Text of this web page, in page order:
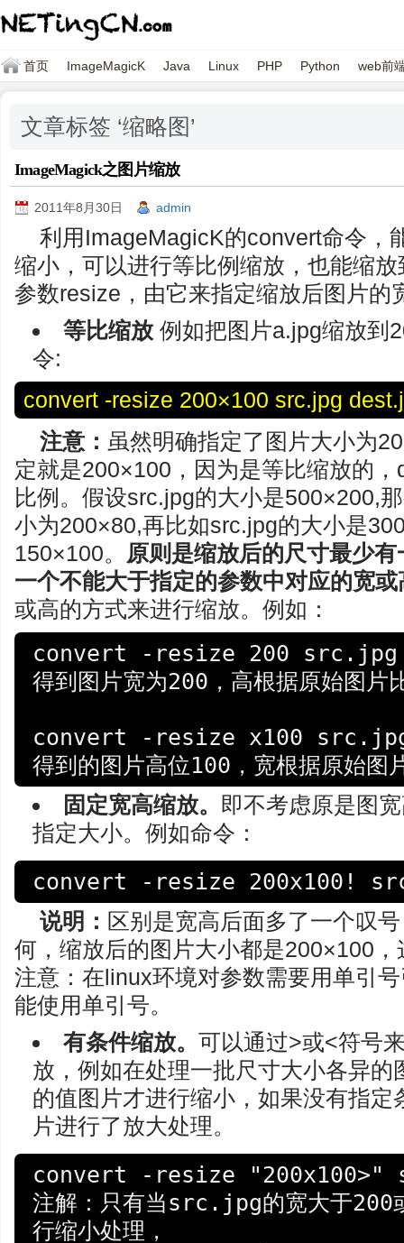
首页 ImageMagicK Java Linux PHP Python web前
文章标签 ‘缩略图’
ImageMagick之图片缩放
2011年8月30日 admin
利用ImageMagicK的convert命令，
缩小，可以进行等比例缩放，也能缩
参数resize，由它来指定缩放后图片的
等比缩放例如把图片a.jpg缩放到
令:
convert -resize 200×100 src.jpg
注意： 虽然明确指定了图片大小为
定就是200×100，因为是等比缩放的
比例。假设src.jpg的大小是500×200,
小为200×80,再比如src.jpg的大小是
150×100。 原则是缩放后的尺寸最少
一个不能大于指定的参数中对应的宽或
或高的方式来进行缩放。例如：
convert -resize 200
得到图片宽为200，高根据原始图片
convert -resize x100
固定宽高缩放。 即不考虑原是图
指定大小。例如命令：
说明： 区别是宽高后面多了一个叹
何，缩放后的图片大小都是200×100
注意：在linux环境对参数需要用单引
能使用单引号。
有条件缩放。可以通过>或<符号
放，例如在处理一批尺寸大小各异
的值图片才进行缩小，如果没有指
片进行了放大处理。
convert -resize
注解：只有当src.jpg的宽大于200
行缩小处理，